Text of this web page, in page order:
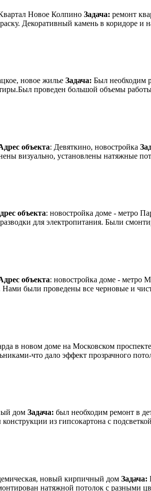
Новое Колпино Задача: ремонт
Декоративный камень в коридоре и
новое жилье Задача: Был необходим
проведен большой объемы
объекта: Девяткино, новостройка
визуально, установлены натяжные
объекта: новостройка доме - метро
для электропитания. Были
объекта: новостройка доме - метро
были проведены все черновые и
в новом доме на Московском проспекте
что дало эффект прозрачного
дом Задача: был необходим ремонт в
из гипсокартона с
новый кирпичный дом Задача:
натяжной потолок с разными